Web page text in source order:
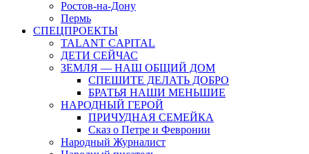
Ростов-на-Дону
Пермь
СПЕЦПРОЕКТЫ
TALANT CAPITAL
ДЕТИ СЕЙЧАС
ЗЕМЛЯ — НАШ ОБЩИЙ ДОМ
СПЕШИТЕ ДЕЛАТЬ ДОБРО
БРАТЬЯ НАШИ МЕНЬШИЕ
НАРОДНЫЙ ГЕРОЙ
ПРИЧУДНАЯ СЕМЕЙКА
Сказ о Петре и Февронии
Народный Журналист